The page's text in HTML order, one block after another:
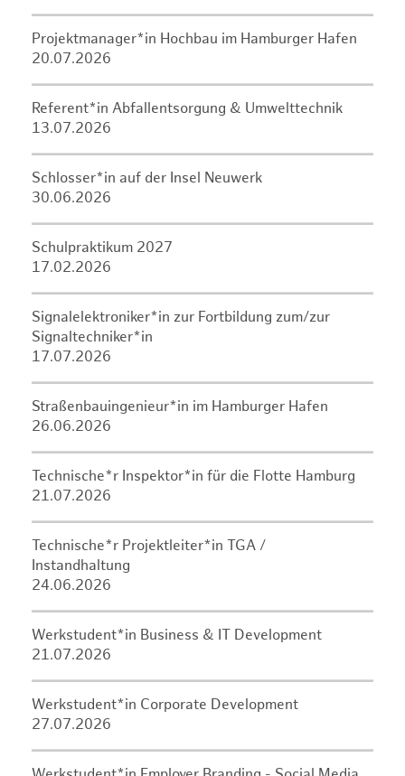
Projektmanager*in Hochbau im Hamburger Hafen
20.07.2026
Referent*in Abfallentsorgung & Umwelttechnik
13.07.2026
Schlosser*in auf der Insel Neuwerk
30.06.2026
Schulpraktikum 2027
17.02.2026
Signalelektroniker*in zur Fortbildung zum/zur
Signaltechniker*in
17.07.2026
Straßenbauingenieur*in im Hamburger Hafen
26.06.2026
Technische*r Inspektor*in für die Flotte Hamburg
21.07.2026
Technische*r Projektleiter*in TGA /
Instandhaltung
24.06.2026
Werkstudent*in Business & IT Development
21.07.2026
Werkstudent*in Corporate Development
27.07.2026